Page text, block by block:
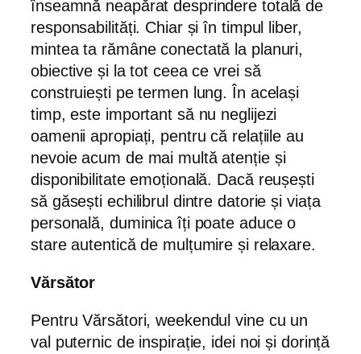
înseamnă neapărat desprindere totală de
responsabilități. Chiar și în timpul liber,
mintea ta rămâne conectată la planuri,
obiective și la tot ceea ce vrei să
construiești pe termen lung. În același
timp, este important să nu neglijezi
oamenii apropiați, pentru că relațiile au
nevoie acum de mai multă atenție și
disponibilitate emoțională. Dacă reușești
să găsești echilibrul dintre datorie și viața
personală, duminica îți poate aduce o
stare autentică de mulțumire și relaxare.
Vărsător
Pentru Vărsători, weekendul vine cu un
val puternic de inspirație, idei noi și dorință